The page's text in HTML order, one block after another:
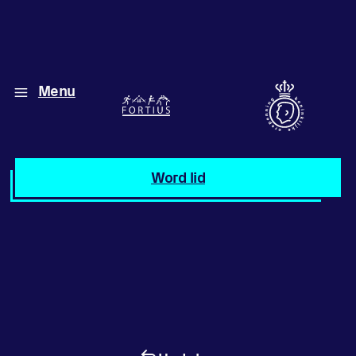
Menu
Word lid
Diverse disciplines
onder één dak
Atletiek